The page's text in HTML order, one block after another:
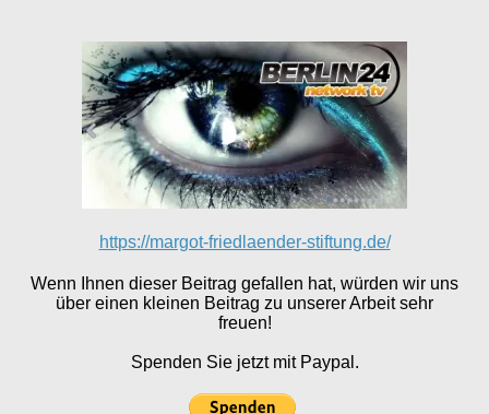
https://margot-friedlaender-stiftung.de/
Wenn Ihnen dieser Beitrag gefallen hat, würden wir uns
über einen kleinen Beitrag zu unserer Arbeit sehr
freuen!
Spenden Sie jetzt mit Paypal.